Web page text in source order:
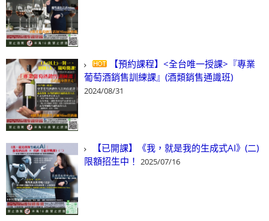
【預約課程】<全台唯一授課>『專業
葡萄酒銷售訓練課』(酒類銷售通識班)
2024/08/31
【已開課】《我，就是我的生成式AI》(二)
限額招生中！ 2025/07/16